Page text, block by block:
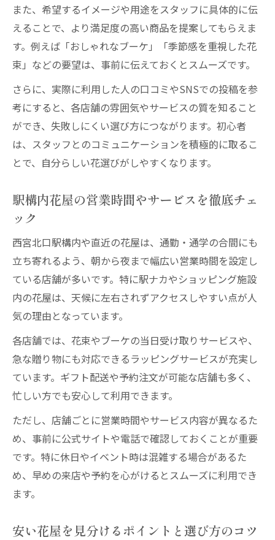
駅近花屋のオリジナルフラワーに注目する
理由
花屋のセンスを見極めるポイントと選び方
花屋西宮北口駅のトレンドを押さえる方法
季節感漂う花屋で贈り物選びを楽しむ
花屋西宮北口駅の季節限定ギフトが人気の
理由
西宮北口花屋で旬の花を贈る楽しみ方
ツ
花屋西宮北口駅の季節イベント活用術
自分らしい花屋活用術が知りたい人へ
花屋西宮北口駅で自分流の楽しみ方を発見
西宮北口花屋の使い方で日常を豊かにする
方法
駅近花屋を賢く活用するテクニックを紹介
花屋のサービスを上手に活かすポイントま
とめ
花屋西宮北口駅で叶えるオリジナルギフト
術
また、希望するイメージや用途をスタッフに具体的に伝
えることで、より満足度の高い商品を提案してもらえま
す。例えば「おしゃれなブーケ」「季節感を重視した花
束」などの要望は、事前に伝えておくとスムーズです。
さらに、実際に利用した人の口コミやSNSでの投稿を参
考にすると、各店舗の雰囲気やサービスの質を知ること
ができ、失敗しにくい選び方につながります。初心者
は、スタッフとのコミュニケーションを積極的に取るこ
とで、自分らしい花選びがしやすくなります。
駅構内花屋の営業時間やサービスを徹底チェ
ック
西宮北口駅構内や直近の花屋は、通勤・通学の合間にも
立ち寄れるよう、朝から夜まで幅広い営業時間を設定し
ている店舗が多いです。特に駅ナカやショッピング施設
内の花屋は、天候に左右されずアクセスしやすい点が人
気の理由となっています。
各店舗では、花束やブーケの当日受け取りサービスや、
急な贈り物にも対応できるラッピングサービスが充実し
ています。ギフト配送や予約注文が可能な店舗も多く、
忙しい方でも安心して利用できます。
ただし、店舗ごとに営業時間やサービス内容が異なるた
め、事前に公式サイトや電話で確認しておくことが重要
です。特に休日やイベント時は混雑する場合があるた
め、早めの来店や予約を心がけるとスムーズに利用でき
ます。
安い花屋を見分けるポイントと選び方のコツ